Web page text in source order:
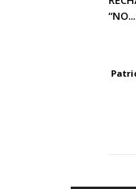
“NO...